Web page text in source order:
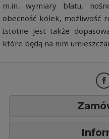
m.in. wymiary blatu,
obecność kółek, możliwość
Istotne jest także
które będą na nim